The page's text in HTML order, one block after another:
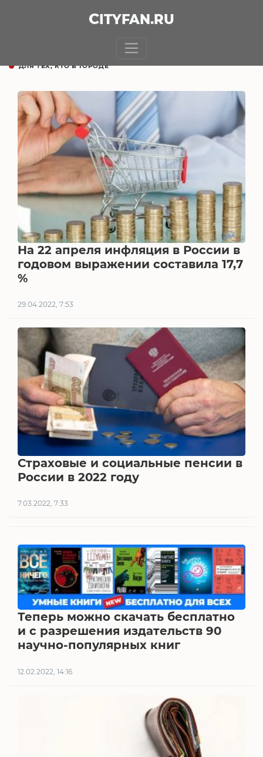
CITYFAN.RU
ДЛЯ ТЕХ, КТО В ГОРОДЕ
На 22 апреля инфляция в России в
годовом выражении составила 17,7
%
29.04.2022, 7:53
Страховые и социальные пенсии в
России в 2022 году
7.03.2022, 7:33
Теперь можно скачать бесплатно
и с разрешения издательств 90
научно-популярных книг
12.02.2022, 14:16